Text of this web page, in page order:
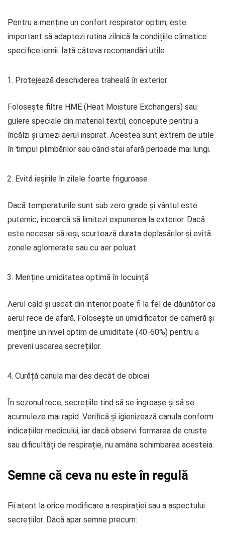
Pentru a menține un confort respirator optim, este
important să adaptezi rutina zilnică la condițiile climatice
specifice iernii. Iată câteva recomandări utile:
Protejează deschiderea traheală în exterior
Folosește filtre HME (Heat Moisture Exchangers) sau
gulere speciale din material textil, concepute pentru a
încălzi și umezi aerul inspirat. Acestea sunt extrem de utile
în timpul plimbărilor sau când stai afară perioade mai lungi.
Evită ieșirile în zilele foarte friguroase
Dacă temperaturile sunt sub zero grade și vântul este
puternic, încearcă să limitezi expunerea la exterior. Dacă
este necesar să ieși, scurtează durata deplasărilor și evită
zonele aglomerate sau cu aer poluat.
Menține umiditatea optimă în locuință
Aerul cald și uscat din interior poate fi la fel de dăunător ca
aerul rece de afară. Folosește un umidificator de cameră și
menține un nivel optim de umiditate (40-60%) pentru a
preveni uscarea secrețiilor.
Curăță canula mai des decât de obicei
În sezonul rece, secrețiile tind să se îngroașe și să se
acumuleze mai rapid. Verifică și igienizează canula conform
indicațiilor medicului, iar dacă observi formarea de cruste
sau dificultăți de respirație, nu amâna schimbarea acesteia.
Semne că ceva nu este în regulă
Fii atent la orice modificare a respirației sau a aspectului
secrețiilor. Dacă apar semne precum: